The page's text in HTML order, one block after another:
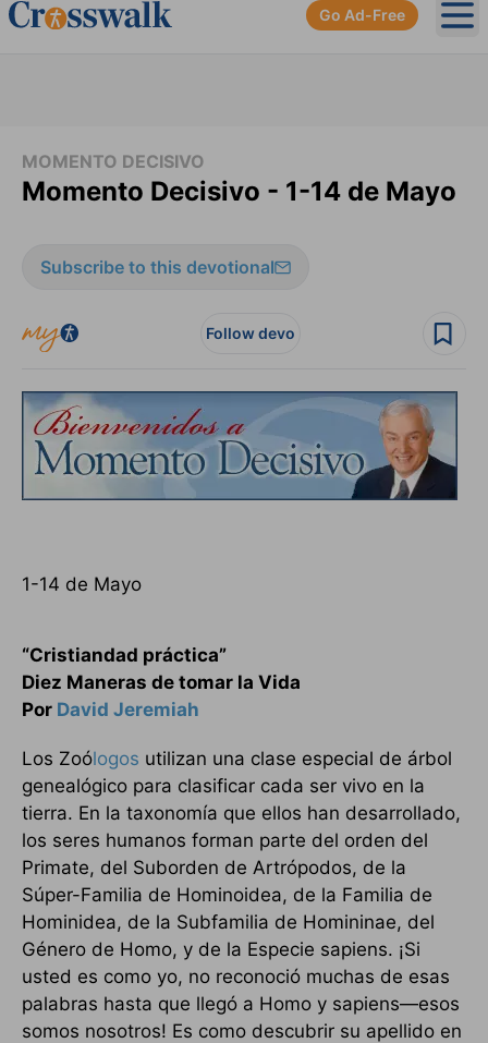
Go Ad-Free
MOMENTO DECISIVO
Momento Decisivo - 1-14 de Mayo
Subscribe to this devotional
Follow devo
1-14 de Mayo
“Cristiandad práctica”
Diez Maneras de tomar la Vida
Por David Jeremiah
Los Zoólogos utilizan una clase especial de árbol
genealógico para clasificar cada ser vivo en la
tierra. En la taxonomía que ellos han desarrollado,
los seres humanos forman parte del orden del
Primate, del Suborden de Artrópodos, de la
Súper-Familia de Hominoidea, de la Familia de
Hominidea, de la Subfamilia de Homininae, del
Género de Homo, y de la Especie sapiens. ¡Si
usted es como yo, no reconoció muchas de esas
palabras hasta que llegó a Homo y sapiens—esos
somos nosotros! Es como descubrir su apellido en